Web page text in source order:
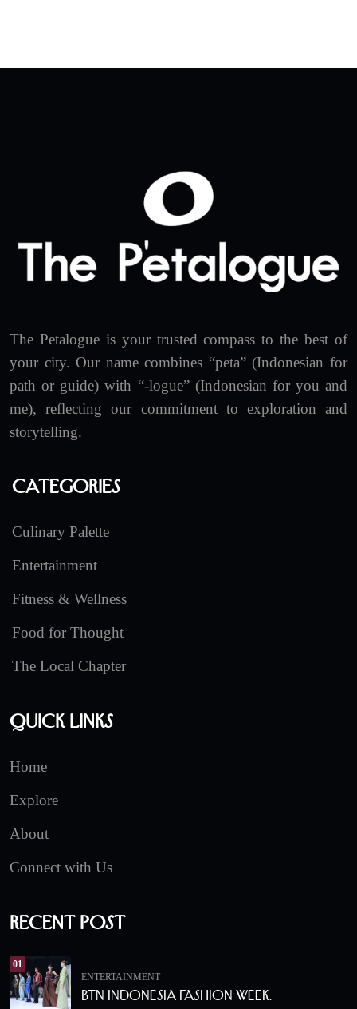
The Petalogue is your trusted compass to the best of
your city. Our name combines “peta” (Indonesian for
path or guide) with “-logue” (Indonesian for you and
me), reflecting our commitment to exploration and
storytelling.
Categories
Culinary Palette
Entertainment
Fitness & Wellness
Food for Thought
The Local Chapter
Quick Links
Home
Explore
About
Connect with Us
Recent Post
01
ENTERTAINMENT
BTN Indonesia Fashion Week.